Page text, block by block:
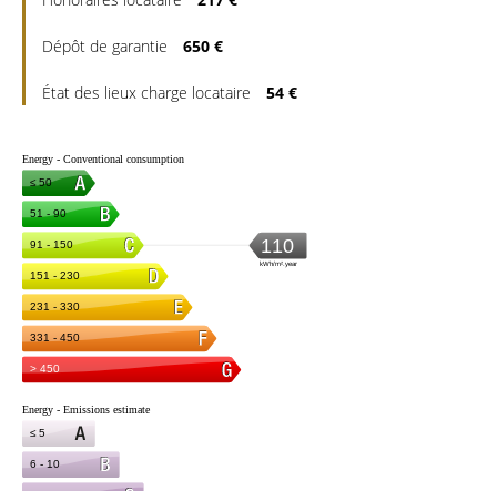
Dépôt de garantie 650 €
État des lieux charge locataire 54 €